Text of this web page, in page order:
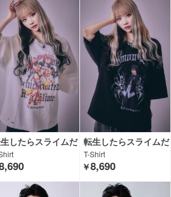
したらスライムだ
件× P.N UNDERG
転生したらスライムだ
った件× P.N UNDERG
ROUND
T-Shirt
￥8,690